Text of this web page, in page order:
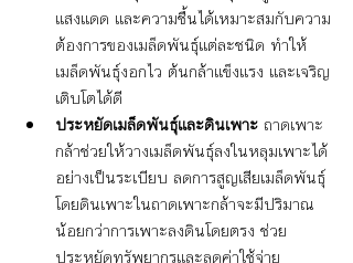
แสงแดด และความชื้นได้เหมาะสมกับความ
ต้องการของเมล็ดพันธุ์แต่ละชนิด ทำให้
เมล็ดพันธุ์งอกไว ต้นกล้าแข็งแรง และเจริญ
เติบโตได้ดี
ประหยัดเมล็ดพันธุ์และดินเพาะ ถาดเพาะ
กล้าช่วยให้วางเมล็ดพันธุ์ลงในหลุมเพาะได้
อย่างเป็นระเบียบ ลดการสูญเสียเมล็ดพันธุ์
โดยดินเพาะในถาดเพาะกล้าจะมีปริมาณ
น้อยกว่าการเพาะลงดินโดยตรง ช่วย
ประหยัดทรัพยากรและลดค่าใช้จ่าย